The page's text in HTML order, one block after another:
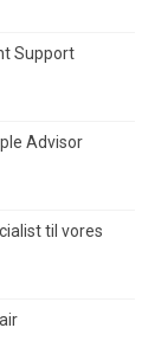
Support
Advisor
til vores